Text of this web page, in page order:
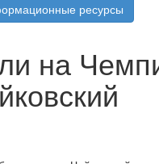
ресурсы
на